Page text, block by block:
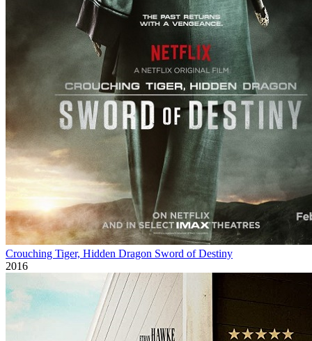
Crouching Tiger, Hidden Dragon Sword of Destiny
2016